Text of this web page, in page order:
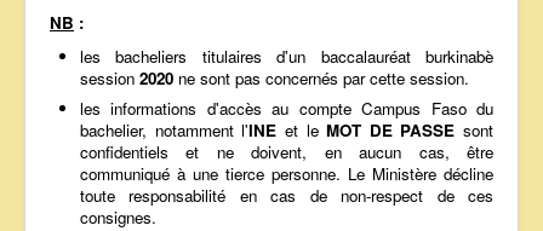
NB :
les bacheliers titulaires d'un baccalauréat burkinabè
session 2020 ne sont pas concernés par cette session.
les informations d'accès au compte Campus Faso du
bachelier, notamment l'INE et leMOT DE PASSE sont
confidentiels et ne doivent, en aucun cas, être
communiqué à une tierce personne. Le Ministère décline
toute responsabilité en cas de non-respect de ces
consignes.